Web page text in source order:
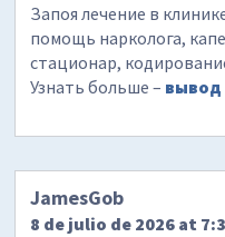
Запоя лечение в
помощь нарколога,
стационар,
Узнать больше – вывод
JamesGob
8 de julio de 2026 at